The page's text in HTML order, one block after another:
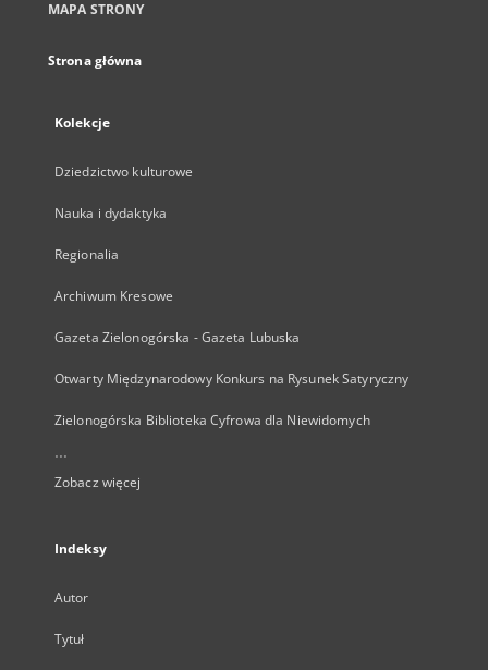
MAPA STRONY
Strona główna
Kolekcje
Dziedzictwo kulturowe
Nauka i dydaktyka
Regionalia
Archiwum Kresowe
Gazeta Zielonogórska - Gazeta Lubuska
Otwarty Międzynarodowy Konkurs na Rysunek Satyryczny
Zielonogórska Biblioteka Cyfrowa dla Niewidomych
...
Zobacz więcej
Indeksy
Autor
Tytuł